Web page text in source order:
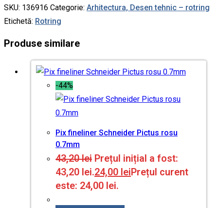
SKU: 136916 Categorie: Arhitectura, Desen tehnic – rotring
Etichetă: Rotring
Produse similare
-44%
Pix fineliner Schneider Pictus rosu
0.7mm
43,20lei Prețul inițial a fost:
43,20 lei.24,00 leiPrețul curent
este: 24,00 lei.